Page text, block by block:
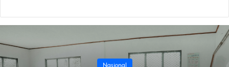
Nasional